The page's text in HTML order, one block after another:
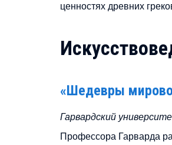
ценностях древних
«Шедевры
Гарвардский
Профессора Гарварда